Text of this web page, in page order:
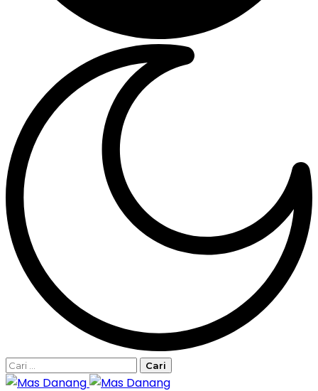
Cari
untuk: